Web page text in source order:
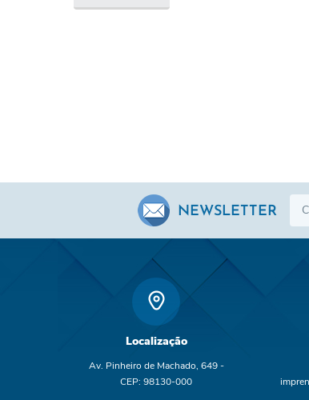
NEWSLETTER
Localização
Av. Pinheiro de Machado, 649 -
CEP: 98130-000